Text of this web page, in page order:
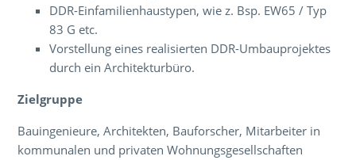
DDR-Einfamilienhaustypen, wie z. Bsp. EW65 / Typ
83 G etc.
Vorstellung eines realisierten DDR-Umbauprojektes
durch ein Architekturbüro.
Zielgruppe
Bauingenieure, Architekten, Bauforscher, Mitarbeiter in
kommunalen und privaten Wohnungsgesellschaften